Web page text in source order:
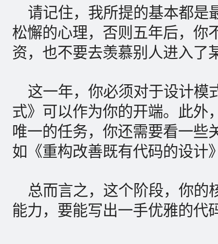
请记住，我所提的基本都是
松懈的心理，否则五年后，你
资，也不要去羡慕别人进入了
这一年，你必须对于设计模
式》可以作为你的开端。此外
唯一的任务，你还需要看一些
如《重构改善既有代码的设计
总而言之，这个阶段，你的
能力，要能写出一手优雅的代